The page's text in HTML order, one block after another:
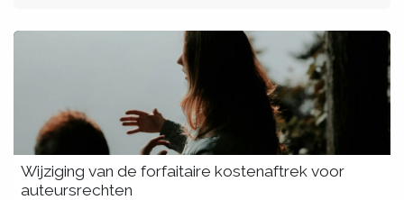
Wijziging van de forfaitaire kostenaftrek voor
auteursrechten